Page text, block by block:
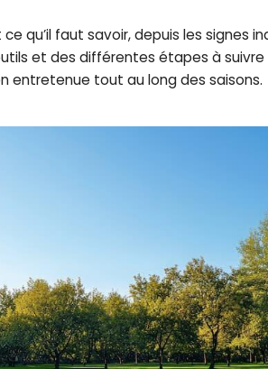
qu’il faut savoir, depuis les signes
et des différentes étapes à suivre
entretenue tout au long des saisons.